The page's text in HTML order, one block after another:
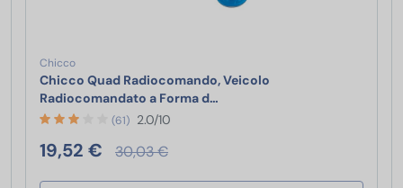
Chicco
Chicco Quad Radiocomando, Veicolo
Radiocomandato a Forma d…
(61) 2.0/10
19,52 € 30,03 €